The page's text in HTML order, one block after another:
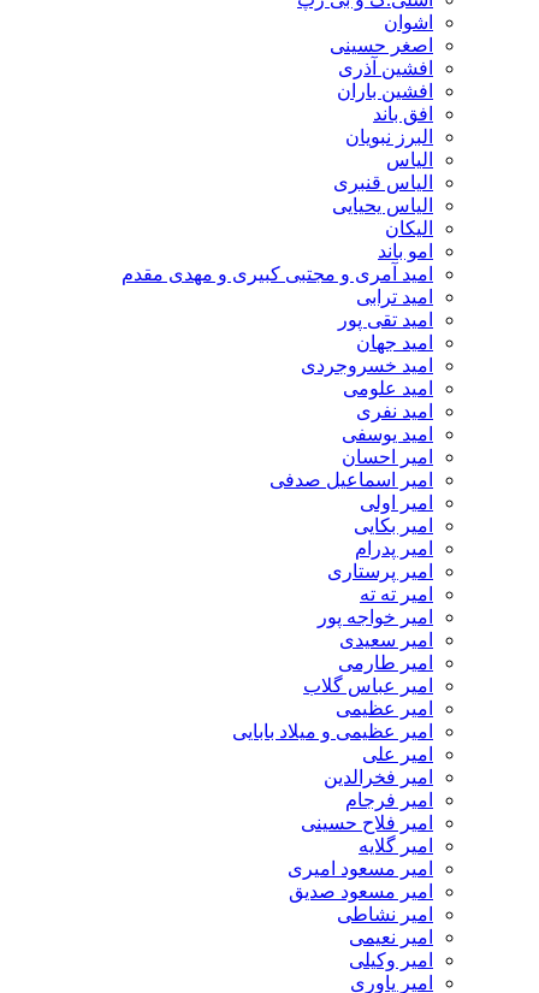
اشوان
اصغر حسینی
افشین آذری
افشین باران
افق باند
البرز نبویان
الیاس
الیاس قنبرى
الیاس یحیایی
الیکان
امو باند
امید آمری و مجتبی کبیری و مهدى مقدم
امید ترابی
امید تقی پور
امید جهان
امید خسروجردی
امید علومی
امید نفری
امید یوسفی
امیر احسان
امیر اسماعیل صدفی
امیر اولی
امیر بکایی
امیر پدرام
امیر پرستاری
امیر ته ته
امیر خواجه پور
امیر سعیدی
امیر طارمی
امیر عباس گلاب
امیر عظیمی
امیر عظیمی و میلاد بابایی
امیر علی
امیر فخرالدین
امیر فرجام
امیر فلاح حسینی
امیر گلایه
امیر مسعود امیری
امیر مسعود صدیق
امیر نشاطی
امیر نعیمی
امیر وکیلی
امیر یاوری